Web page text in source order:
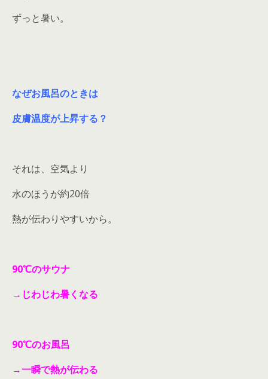
ずっと暑い。
なぜお風呂のときは
皮膚温度が上昇する？
それは、空気より
水のほうが約20倍
熱が伝わりやすいから。
90℃のサウナ
→じわじわ暑くなる
90℃のお風呂
→一瞬で熱が伝わる